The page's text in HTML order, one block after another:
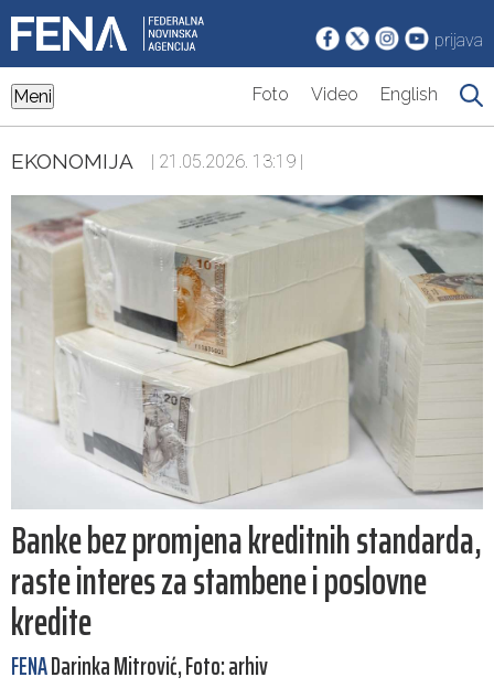
prijava
Meni Foto Video English
EKONOMIJA | 21.05.2026. 13:19 |
Banke bez promjena kreditnih standarda,
raste interes za stambene i poslovne
kredite
FENADarinka Mitrović, Foto: arhiv